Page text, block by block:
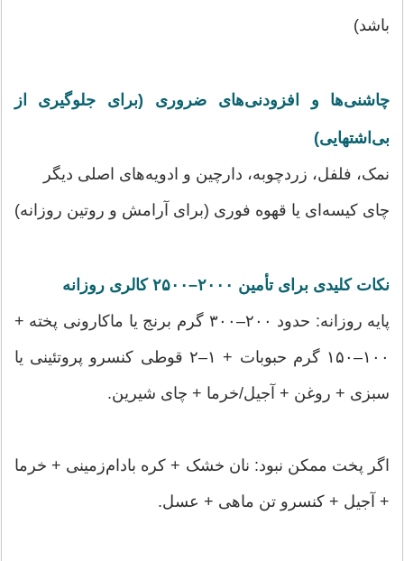
باشد)
چاشنی‌ها و افزودنی‌های ضروری (برای جلوگیری از
بی‌اشتهایی)
نمک، فلفل، زردچوبه، دارچین و ادویه‌های اصلی دیگر
چای کیسه‌ای یا قهوه فوری (برای آرامش و روتین روزانه)
نکات کلیدی برای تأمین ۲۰۰۰–۲۵۰۰ کالری روزانه
پایه روزانه: حدود ۲۰۰–۳۰۰ گرم برنج یا ماکارونی پخته +
۱۰۰–۱۵۰ گرم حبوبات + ۱–۲ قوطی کنسرو پروتئینی یا
سبزی + روغن + آجیل/خرما + چای شیرین.
اگر پخت ممکن نبود: نان خشک + کره بادام‌زمینی + خرما
+ آجیل + کنسرو تن ماهی + عسل.